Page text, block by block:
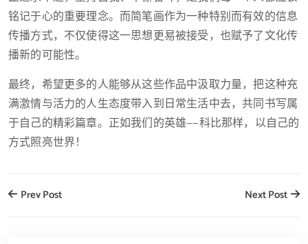
铭记于心的重要理念。而简笔画作为一种特别而有效的信息
传播方式，不仅使得这一思想更易被接受，也赋予了文化传
播新的可能性。
最终，希望更多的人能够从这些作品中汲取力量，把这种充
满激情与活力的人生态度带入到日常生活中去，共同书写属
于自己的精彩篇章。正如我们的英雄——科比那样，以自己的
方式照亮世界！
Prev Post Next Post